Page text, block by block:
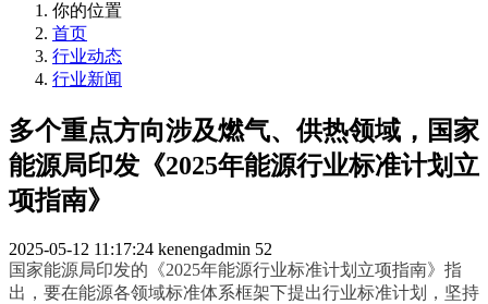
你的位置
首页
行业动态
行业新闻
多个重点方向涉及燃气、供热领域，国家
能源局印发《2025年能源行业标准计划立
项指南》
2025-05-12 11:17:24 kenengadmin 52
国家能源局印发的《2025年能源行业标准计划立项指南》指
出，要在能源各领域标准体系框架下提出行业标准计划，坚持